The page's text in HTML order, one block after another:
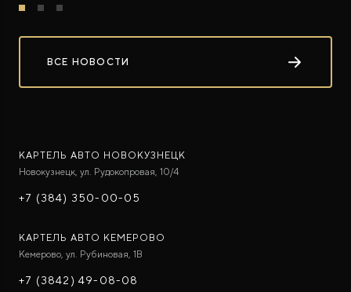
ВСЕ НОВОСТИ
КАРТЕЛЬ АВТО НОВОКУЗНЕЦК
Новокузнецк, ул. Рудокопровая, 10/4
+7 (384) 350-00-05
КАРТЕЛЬ АВТО КЕМЕРОВО
Кемерово, ул. Рубиновая, 1В
+7 (3842) 49-08-08